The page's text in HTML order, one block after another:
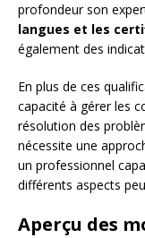
profondeur son
langues et les
également des
En plus de ces
capacité à gérer les
résolution des
nécessite une
un professionnel
différents aspects
Aperçu des